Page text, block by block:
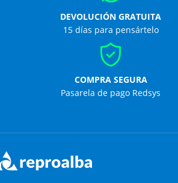
DEVOLUCIÓN GRATUITA
15 días para pensártelo
COMPRA SEGURA
Pasarela de pago Redsys